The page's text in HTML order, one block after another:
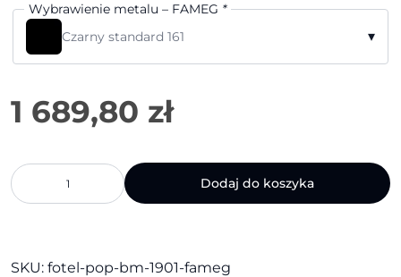
Wybrawienie metalu – FAMEG *
Czarny standard 161
▾
ilość
Fotel
Pop
|
Dodaj do koszyka
SKU: fotel-pop-bm-1901-fameg